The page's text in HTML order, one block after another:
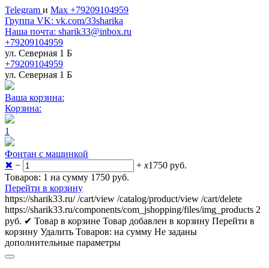
Telegram и Max +79209104959
Группа VK: vk.com/33sharika
Наша почта: sharik33@inbox.ru
+79209104959
ул. Северная 1 Б
+79209104959
ул. Северная 1 Б
Ваша корзина:
Корзина:
1
Фонтан с машинкой
✖ − + x1750 руб.
Товаров: 1 на сумму 1750 руб.
Перейти в корзину
https://sharik33.ru/ /cart/view /catalog/product/view /cart/delete
https://sharik33.ru/components/com_jshopping/files/img_products 2
руб. ✔ Товар в корзине Товар добавлен в корзину Перейти в
корзину Удалить Товаров: на сумму Не заданы
дополнительные параметры